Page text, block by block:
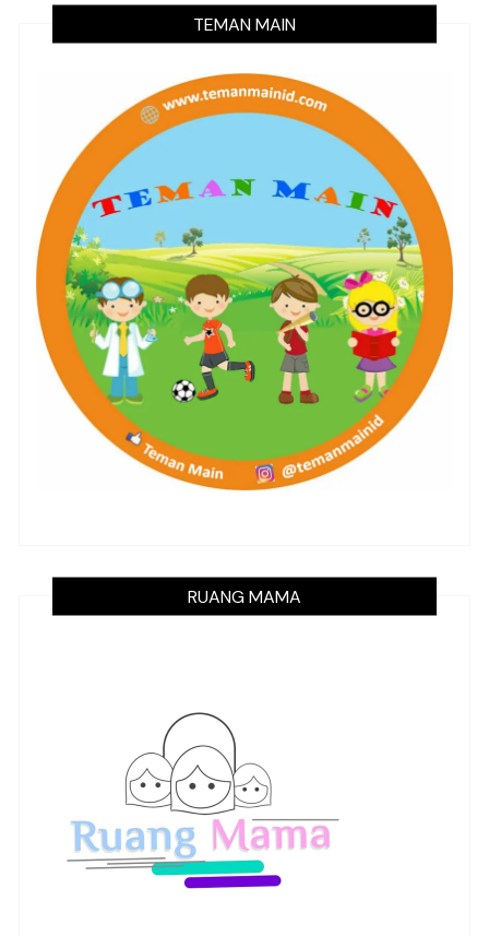
TEMAN MAIN
RUANG MAMA